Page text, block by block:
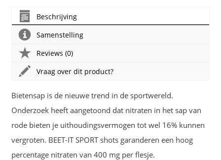
Beschrijving
Samenstelling
Reviews (0)
Vraag over dit product?
Bietensap is de nieuwe trend in de sportwereld.
Onderzoek heeft aangetoond dat nitraten in het sap van
rode bieten je uithoudingsvermogen tot wel 16% kunnen
vergroten. BEET-IT SPORT shots garanderen een hoog
percentage nitraten van 400 mg per flesje.